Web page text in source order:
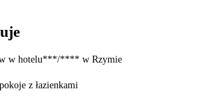
w hotelu***/**** w Rzymie
z łazienkami